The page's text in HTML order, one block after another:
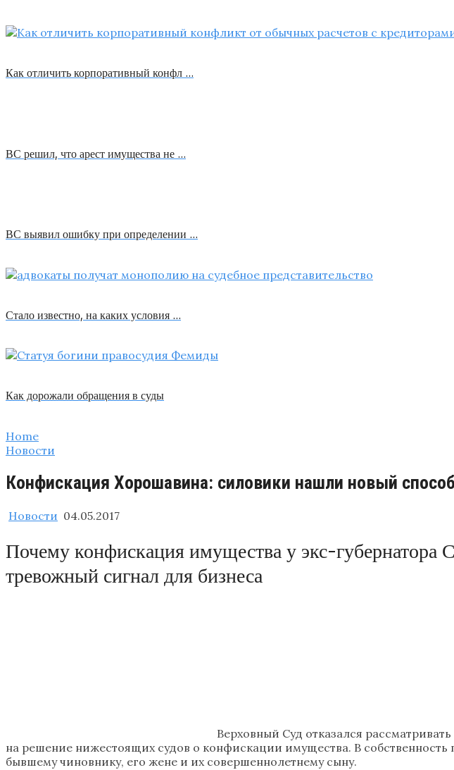
Как отличить корпоративный конфл …
ВС решил, что арест имущества не …
ВС выявил ошибку при определении …
Стало известно, на каких условия …
Как дорожали обращения в суды
Home
Новости
Конфискация Хорошавина: силовики нашли новый
Новости 04.05.2017
Почему конфискация имущества у экс-губернатора
тревожный сигнал для бизнеса
Верховный Суд отказался
на решение нижестоящих судов о конфискации имущества. В
бывшему чиновнику, его жене и их совершеннолетнему сыну.